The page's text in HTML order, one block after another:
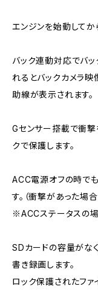
エンジンを始動してか
バック連動対応でバ
れるとバックカメラ
助線が表示されます。
Gセンサー搭載で衝撃
クで保護します。
ACC電源オフの時で
す。（衝撃があった場
※ACCステータスの場
SDカードの容量がな
書き録画します。
ロック保護されたファ